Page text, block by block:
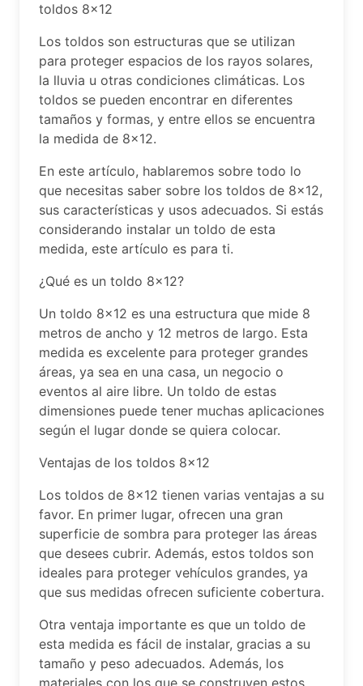
toldos 8×12
Los toldos son estructuras que se utilizan
para proteger espacios de los rayos solares,
la lluvia u otras condiciones climáticas. Los
toldos se pueden encontrar en diferentes
tamaños y formas, y entre ellos se encuentra
la medida de 8×12.
En este artículo, hablaremos sobre todo lo
que necesitas saber sobre los toldos de 8×12,
sus características y usos adecuados. Si estás
considerando instalar un toldo de esta
medida, este artículo es para ti.
¿Qué es un toldo 8×12?
Un toldo 8×12 es una estructura que mide 8
metros de ancho y 12 metros de largo. Esta
medida es excelente para proteger grandes
áreas, ya sea en una casa, un negocio o
eventos al aire libre. Un toldo de estas
dimensiones puede tener muchas aplicaciones
según el lugar donde se quiera colocar.
Ventajas de los toldos 8×12
Los toldos de 8×12 tienen varias ventajas a su
favor. En primer lugar, ofrecen una gran
superficie de sombra para proteger las áreas
que desees cubrir. Además, estos toldos son
ideales para proteger vehículos grandes, ya
que sus medidas ofrecen suficiente cobertura.
Otra ventaja importante es que un toldo de
esta medida es fácil de instalar, gracias a su
tamaño y peso adecuados. Además, los
materiales con los que se construyen estos